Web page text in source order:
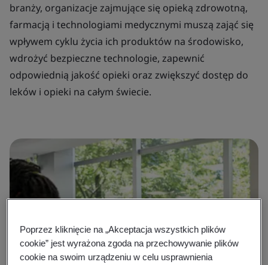
branży, organizacje zajmujące się opieką zdrowotną,
farmacją i technologiami medycznymi muszą zająć się
wpływem cyklu życia ich produktów na środowisko,
wdrożyć bezpieczne technologie, zapewnić
odpowiednią jakość opieki oraz zwiększyć dostęp do
leków i opieki na całym świecie.
Poprzez kliknięcie na „Akceptacja wszystkich plików
cookie” jest wyrażona zgoda na przechowywanie plików
cookie na swoim urządzeniu w celu usprawnienia